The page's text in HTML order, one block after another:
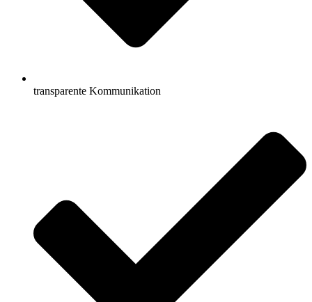
transparente Kommunikation